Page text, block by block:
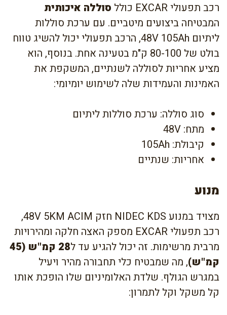
רכב תפעולי EXCAR כולל
סוללה איכותית
המבטיחה ביצועים מיטביים. עם ערכת סוללות
ליתיום 48V 105Ah, הרכב תפעולי יכול להשיג טווח
בולט של 80-100 ק"מ בטעינה אחת. בנוסף, הוא
מציע אחריות לסוללה לשנתיים, המשקפת את
האמינות והעמידות שלה לשימוש יומיומי:
סוג סוללה: ערכת סוללות ליתיום
מתח: 48V
קיבולת: 105Ah
אחריות: שנתיים
מנוע
מצויד במנוע NIDEC KDS חזק 48V 5KM ACIM,
רכב תפעולי EXCAR מספק האצה חלקה ומהירויות
מרבית מרשימות. זה יכול להגיע עד ל
28 קמ"ש (45
קמ"ש), מה שמבטיח כלי תחבורה מהיר ויעיל
במגרש הגולף. שלדת האלומיניום שלו הופכת אותו
קל משקל וקל לתמרון: